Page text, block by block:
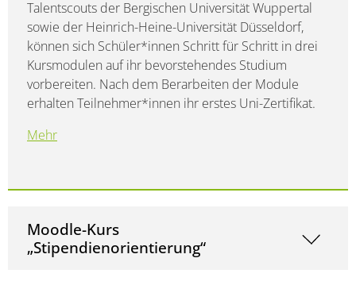
Talentscouts der Bergischen Universität Wuppertal
sowie der Heinrich-Heine-Universität Düsseldorf,
können sich Schüler*innen Schritt für Schritt in drei
Kursmodulen auf ihr bevorstehendes Studium
vorbereiten. Nach dem Berarbeiten der Module
erhalten Teilnehmer*innen ihr erstes Uni-Zertifikat.
Mehr
Moodle-Kurs
„Stipendienorientierung“